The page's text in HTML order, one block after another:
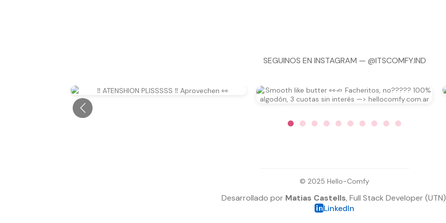
SEGUINOS EN INSTAGRAM — @ITSCOMFY.IND
© 2025 Hello-Comfy
Desarrollado por Matias Castells, Full Stack Developer
LinkedIn